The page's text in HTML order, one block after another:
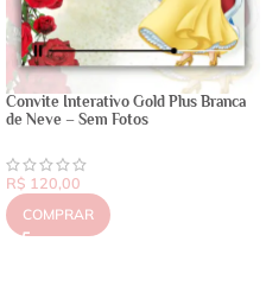
Convite Interativo Gold Plus Branca
de Neve – Sem Fotos
R$ 120,00
COMPRAR